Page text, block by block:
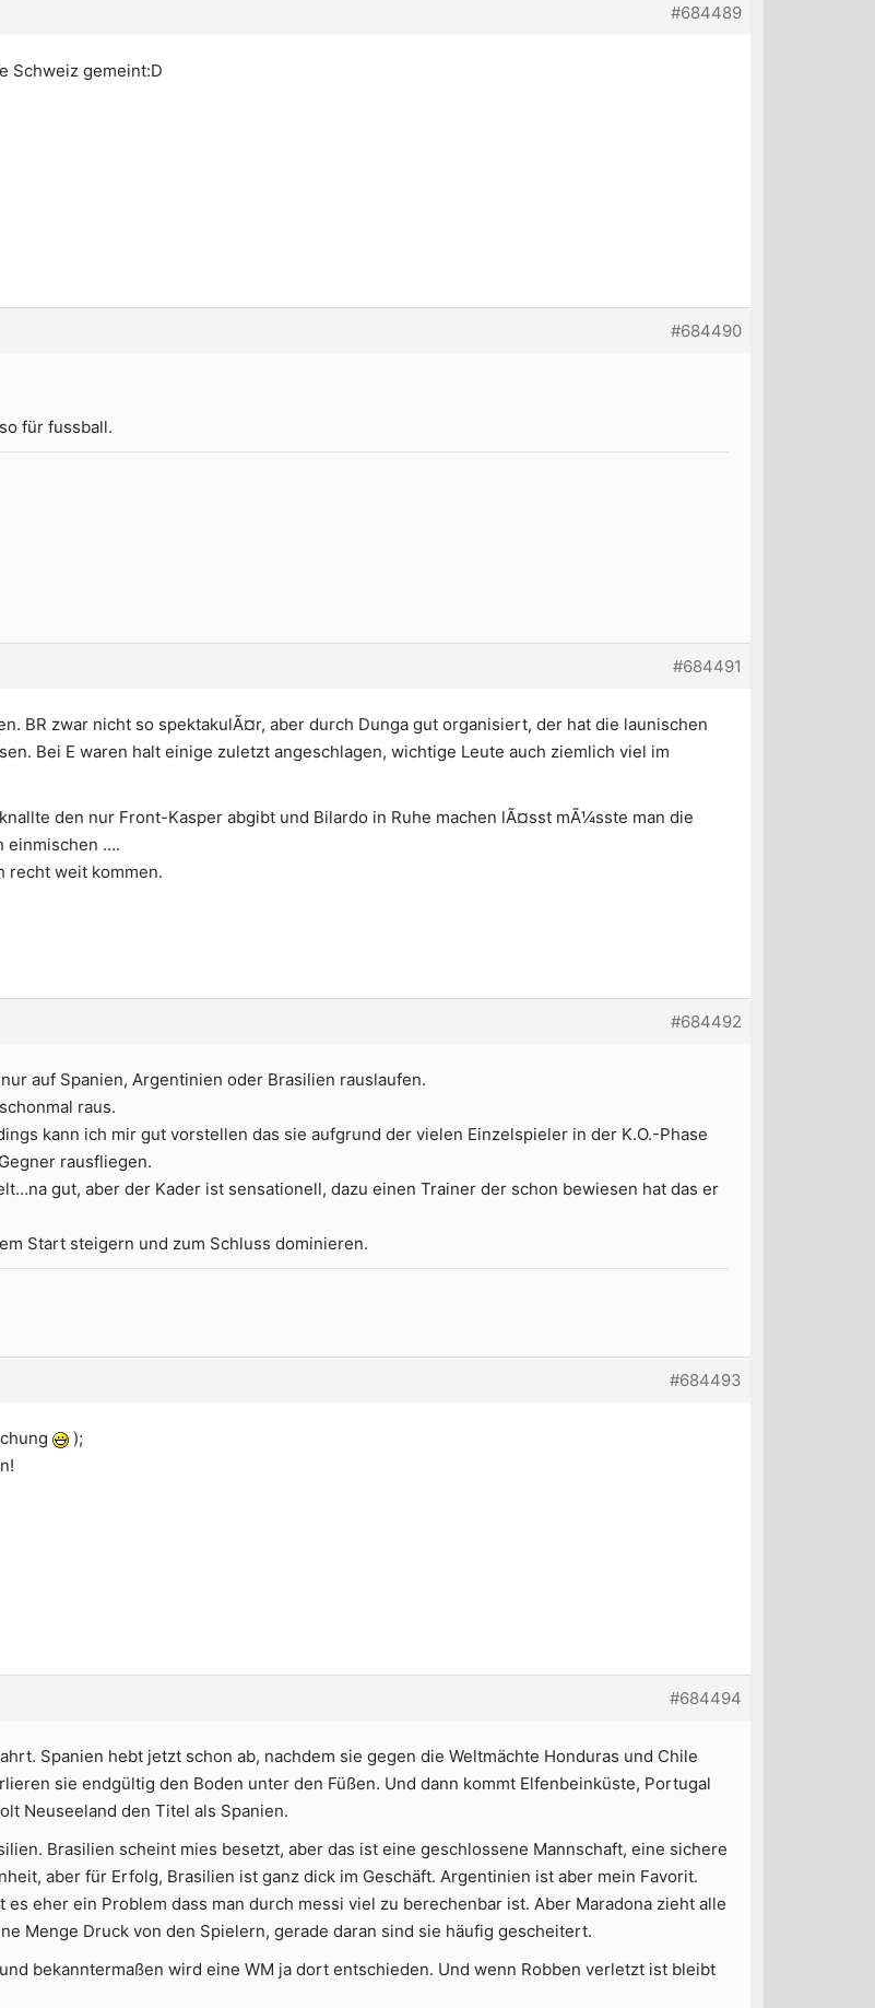
#684489
Schweiz gemeint:D
#684490
für fussball.
#684491
BR zwar nicht so spektakulÃ¤r, aber durch Dunga gut organisiert, der hat die launischen
Bei E waren halt einige zuletzt angeschlagen, wichtige Leute auch ziemlich viel im
den nur Front-Kasper abgibt und Bilardo in Ruhe machen lÃ¤sst mÃ¼sste man die
einmischen ….
recht weit kommen.
#684492
auf Spanien, Argentinien oder Brasilien rauslaufen.
raus.
kann ich mir gut vorstellen das sie aufgrund der vielen Einzelspieler in der K.O.-Phase
rausfliegen.
gut, aber der Kader ist sensationell, dazu einen Trainer der schon bewiesen hat das er
Start steigern und zum Schluss dominieren.
#684493
);
#684494
Spanien hebt jetzt schon ab, nachdem sie gegen die Weltmächte Honduras und Chile
sie endgültig den Boden unter den Füßen. Und dann kommt Elfenbeinküste, Portugal
Neuseeland den Titel als Spanien.
Brasilien scheint mies besetzt, aber das ist eine geschlossene Mannschaft, eine sichere
aber für Erfolg, Brasilien ist ganz dick im Geschäft. Argentinien ist aber mein Favorit.
eher ein Problem dass man durch messi viel zu berechenbar ist. Aber Maradona zieht alle
Menge Druck von den Spielern, gerade daran sind sie häufig gescheitert.
bekanntermaßen wird eine WM ja dort entschieden. Und wenn Robben verletzt ist bleibt